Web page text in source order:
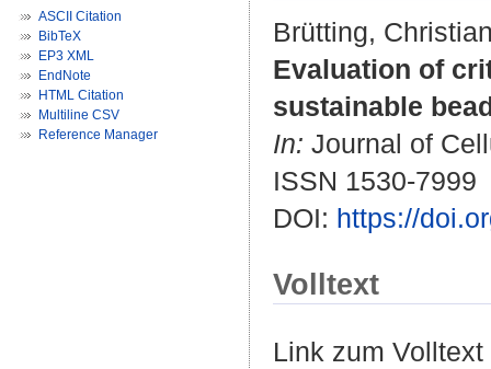
ASCII Citation
BibTeX
EP3 XML
EndNote
HTML Citation
Multiline CSV
Reference Manager
Brütting,
Evaluation of
sustainable
In: Journal of
ISSN 1530-7999
DOI: https://
Volltext
Link zum